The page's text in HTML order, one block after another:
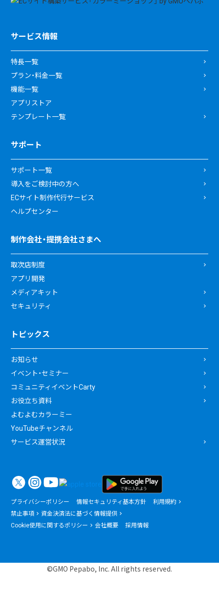
サービス情報
特長一覧
プラン・料金一覧
機能一覧
アプリストア
テンプレート一覧
サポート
サポート一覧
導入をご検討中の方へ
ECサイト制作代行サービス
ヘルプセンター
制作会社・提携会社さまへ
取次店制度
アプリ開発
メディアキット
セキュリティ
トピックス
お知らせ
イベント・セミナー
コミュニティイベントCarty
お役立ち資料
よむよむカラーミー
YouTubeチャンネル
サービス運営状況
プライバシーポリシー 情報セキュリティ基本方針
利用規約
禁止事項
資金決済法に基づく情報提供
Cookie使用に関するポリシー
会社概要 採用情報
©GMO Pepabo, Inc. All rights reserved.